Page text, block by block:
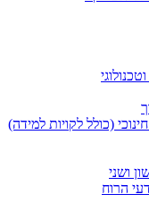
(כולל לקויות למידה)
ושני
הרוח